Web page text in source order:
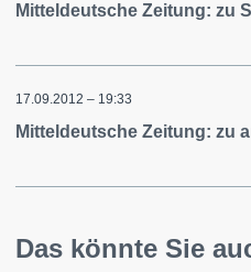
Mitteldeutsche Zeitung: zu
17.09.2012 – 19:33
Mitteldeutsche Zeitung: zu
Das könnte Sie